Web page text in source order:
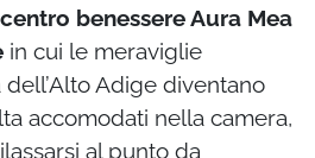
benessere Aura Mea
in cui le meraviglie
Adige diventano
accomodati nella camera,
al punto da